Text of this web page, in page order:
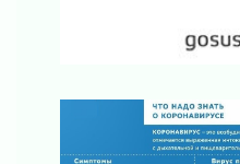
Уроки безопасности
Ленобласть
десантных войск
02 августа 2026